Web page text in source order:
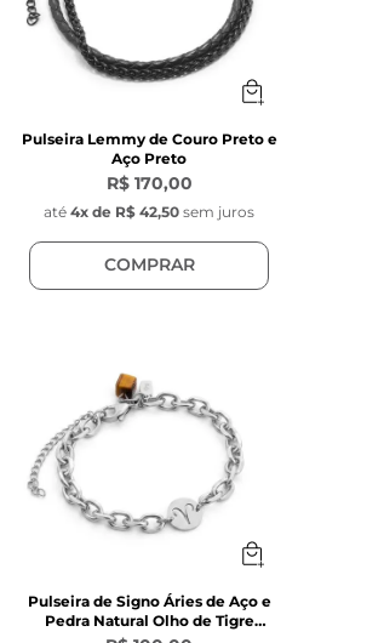
Pulseira Lemmy de Couro Preto e
Aço Preto
R$ 170,00
até 4x de R$ 42,50 sem juros
COMPRAR
Pulseira de Signo Áries de Aço e
Pedra Natural Olho de Tigre